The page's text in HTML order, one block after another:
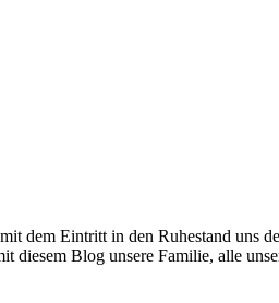
dem Eintritt in den Ruhestand uns
diesem Blog unsere Familie, alle